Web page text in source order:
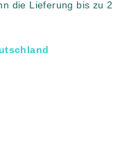
die Lieferung bis zu 2